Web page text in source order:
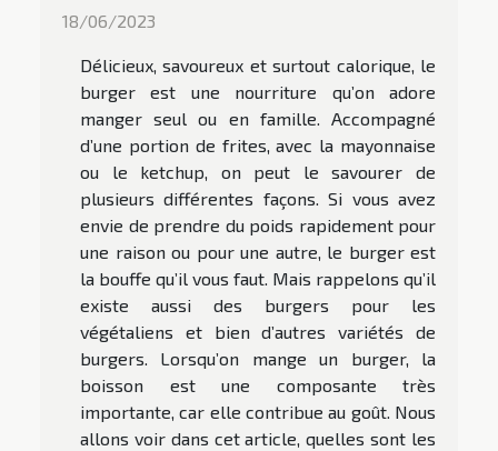
18/06/2023
Délicieux, savoureux et surtout calorique, le
burger est une nourriture qu’on adore
manger seul ou en famille. Accompagné
d’une portion de frites, avec la mayonnaise
ou le ketchup, on peut le savourer de
plusieurs différentes façons. Si vous avez
envie de prendre du poids rapidement pour
une raison ou pour une autre, le burger est
la bouffe qu’il vous faut. Mais rappelons qu’il
existe aussi des burgers pour les
végétaliens et bien d’autres variétés de
burgers. Lorsqu’on mange un burger, la
boisson est une composante très
importante, car elle contribue au goût. Nous
allons voir dans cet article, quelles sont les